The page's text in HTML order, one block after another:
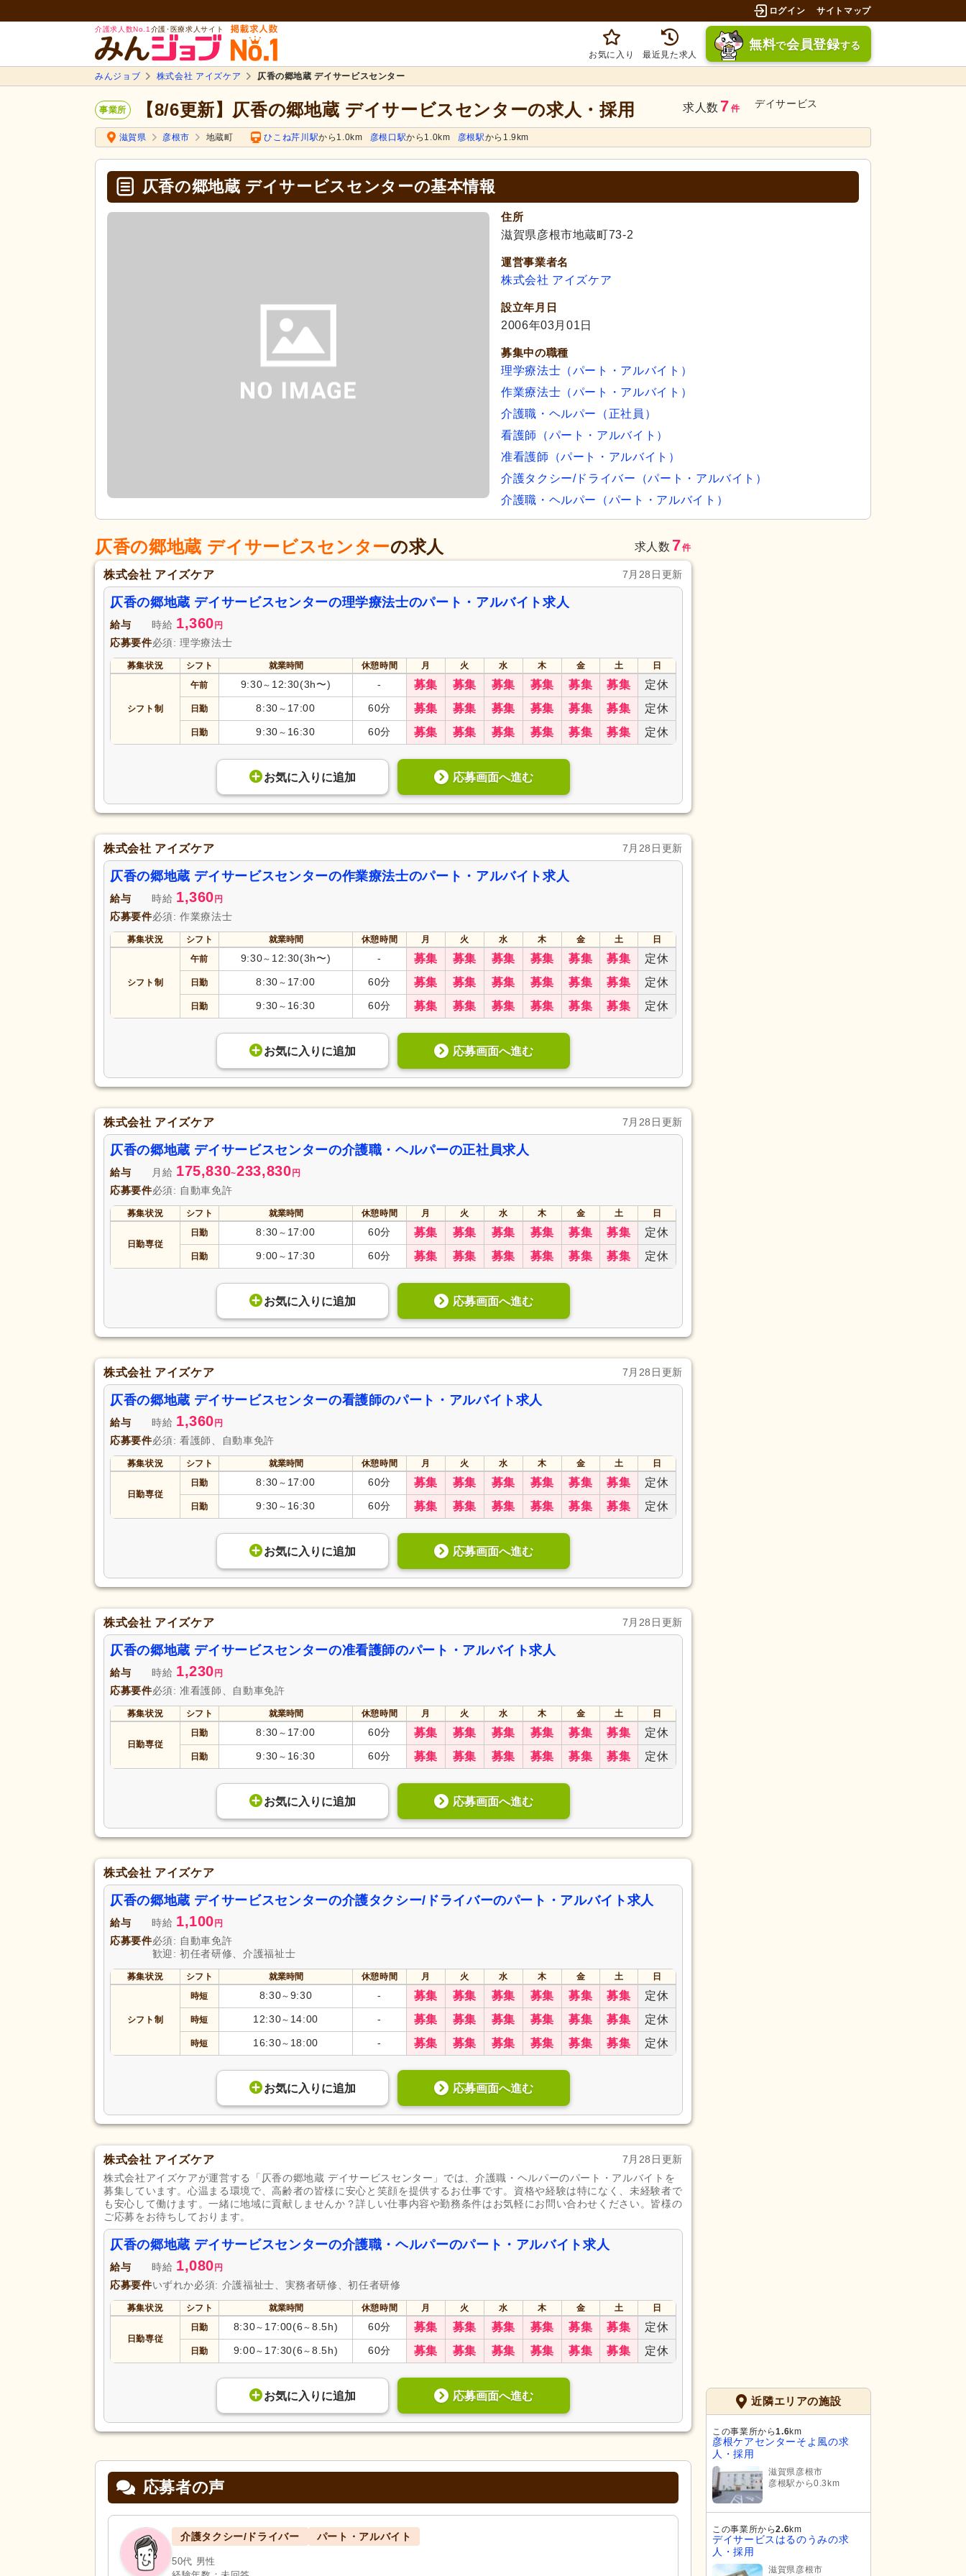
ログイン サイトマップ
介護求人数No.1 介護･医療求人サイト
お気に入り 最近見た求人
無料で会員登録する
みんジョブ 株式会社 アイズケア 仄香の郷地蔵 デイサービスセンター
事業所 【8/6更新】仄香の郷地蔵 デイサービスセンターの求人・採用 求人数 7 件 デイサービス
滋賀県 彦根市 地蔵町 ひこね芹川駅から1.0km 彦根口駅から1.0km 彦根駅から1.9km
仄香の郷地蔵 デイサービスセンターの基本情報
住所
滋賀県彦根市地蔵町73-2
運営事業者名
株式会社 アイズケア
設立年月日
2006年03月01日
募集中の職種
理学療法士（パート・アルバイト）
作業療法士（パート・アルバイト）
介護職・ヘルパー（正社員）
看護師（パート・アルバイト）
准看護師（パート・アルバイト）
介護タクシー/ドライバー（パート・アルバイト）
介護職・ヘルパー（パート・アルバイト）
仄香の郷地蔵 デイサービスセンターの求人 求人数 7件
株式会社 アイズケア 7月28日更新
仄香の郷地蔵 デイサービスセンターの理学療法士のパート・アルバイト求人
給与 時給 1,360 円
応募要件必須: 理学療法士
募集状況 シフト 就業時間 休憩時間 月 火 水 木 金 土 日
シフト制
午前 9:30～ 12:30(3h〜) - 募集 募集 募集 募集 募集 募集 定休
日勤 8:30 ～ 17:00 60分 募集 募集 募集 募集 募集 募集 定休
日勤 9:30 ～ 16:30 60分 募集 募集 募集 募集 募集 募集 定休
お気に入り に追加 応募画面へ進む
株式会社 アイズケア 7月28日更新
仄香の郷地蔵 デイサービスセンターの作業療法士のパート・アルバイト求人
給与 時給 1,360 円
応募要件必須: 作業療法士
募集状況 シフト 就業時間 休憩時間 月 火 水 木 金 土 日
シフト制
午前 9:30～ 12:30(3h〜) - 募集 募集 募集 募集 募集 募集 定休
日勤 8:30 ～ 17:00 60分 募集 募集 募集 募集 募集 募集 定休
日勤 9:30 ～ 16:30 60分 募集 募集 募集 募集 募集 募集 定休
お気に入り に追加 応募画面へ進む
株式会社 アイズケア 7月28日更新
仄香の郷地蔵 デイサービスセンターの介護職・ヘルパーの正社員求人
給与 月給 175,830~233,830 円
応募要件必須: 自動車免許
募集状況 シフト 就業時間 休憩時間 月 火 水 木 金 土 日
日勤専従
日勤 8:30 ～ 17:00 60分 募集 募集 募集 募集 募集 募集 定休
日勤 9:00 ～ 17:30 60分 募集 募集 募集 募集 募集 募集 定休
お気に入り に追加 応募画面へ進む
株式会社 アイズケア 7月28日更新
仄香の郷地蔵 デイサービスセンターの看護師のパート・アルバイト求人
給与 時給 1,360 円
応募要件必須: 看護師、自動車免許
募集状況 シフト 就業時間 休憩時間 月 火 水 木 金 土 日
日勤専従
日勤 8:30 ～ 17:00 60分 募集 募集 募集 募集 募集 募集 定休
日勤 9:30 ～ 16:30 60分 募集 募集 募集 募集 募集 募集 定休
お気に入り に追加 応募画面へ進む
株式会社 アイズケア 7月28日更新
仄香の郷地蔵 デイサービスセンターの准看護師のパート・アルバイト求人
給与 時給 1,230 円
応募要件必須: 准看護師、自動車免許
募集状況 シフト 就業時間 休憩時間 月 火 水 木 金 土 日
日勤専従
日勤 8:30 ～ 17:00 60分 募集 募集 募集 募集 募集 募集 定休
日勤 9:30 ～ 16:30 60分 募集 募集 募集 募集 募集 募集 定休
お気に入り に追加 応募画面へ進む
株式会社 アイズケア
仄香の郷地蔵 デイサービスセンターの介護タクシー/ドライバーのパート・アルバイト求人
給与 時給 1,100 円
応募要件必須: 自動車免許
歓迎: 初任者研修、介護福祉士
募集状況 シフト 就業時間 休憩時間 月 火 水 木 金 土 日
シフト制
時短 8:30～ 9:30 - 募集 募集 募集 募集 募集 募集 定休
時短 12:30～ 14:00 - 募集 募集 募集 募集 募集 募集 定休
時短 16:30～ 18:00 - 募集 募集 募集 募集 募集 募集 定休
お気に入り に追加 応募画面へ進む
株式会社 アイズケア
7月28日更新
株式会社アイズケアが運営する「仄香の郷地蔵 デイサービスセンター」では、介護職・ヘルパーのパート・アルバイトを
募集しています。心温まる環境で、高齢者の皆様に安心と笑顔を提供するお仕事です。資格や経験は特になく、未経験者で
も安心して働けます。一緒に地域に貢献しませんか？詳しい仕事内容や勤務条件はお気軽にお問い合わせください。皆様の
ご応募をお待ちしております。
仄香の郷地蔵 デイサービスセンターの介護職・ヘルパーのパート・アルバイト求人
給与 時給 1,080 円
応募要件いずれか必須: 介護福祉士、実務者研修、初任者研修
募集状況 シフト 就業時間 休憩時間 月 火 水 木 金 土 日
日勤専従
日勤 8:30～ 17:00(6 ～8.5h) 60分 募集 募集 募集 募集 募集 募集 定休
日勤 9:00～ 17:30(6 ～8.5h) 60分 募集 募集 募集 募集 募集 募集 定休
お気に入り に追加 応募画面へ進む
応募者の声
介護タクシー/ドライバー パート・アルバイト
50代 男性
近隣エリアの施設
この事業所から1.6km
彦根ケアセンターそよ風の求
人・採用
滋賀県彦根市
彦根駅から0.3km
この事業所から2.6km
デイサービスはるのうみの求
人・採用
滋賀県彦根市